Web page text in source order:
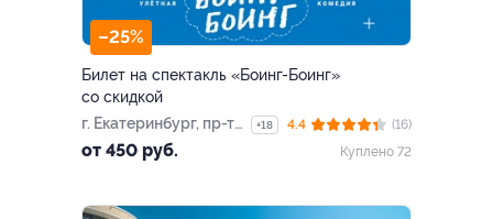
–25%
Билет на спектакль «Боинг-Боинг»
со скидкой
г. Екатеринбург, пр-т
Ленина, д. 1 (Дворец
+18
от 450 руб.
4.4
(16)
Куплено 72